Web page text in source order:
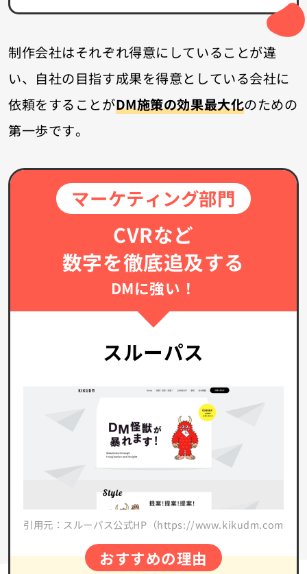
制作会社はそれぞれ得意にしていることが違
い、 自社の目指す成果を得意としている会社に
依頼をすることがDM施策の効果最大化のための
第一歩です。
マーケティング部門
CVRなど
数字を徹底追及する
DMに強い！
スルーパス
引用元：スルーパス公式HP（https://www.kikudm.com/）
おすすめの理由